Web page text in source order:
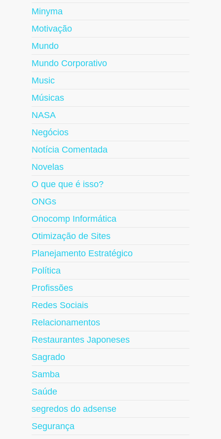
Minyma
Motivação
Mundo
Mundo Corporativo
Music
Músicas
NASA
Negócios
Notícia Comentada
Novelas
O que que é isso?
ONGs
Onocomp Informática
Otimização de Sites
Planejamento Estratégico
Política
Profissões
Redes Sociais
Relacionamentos
Restaurantes Japoneses
Sagrado
Samba
Saúde
segredos do adsense
Segurança